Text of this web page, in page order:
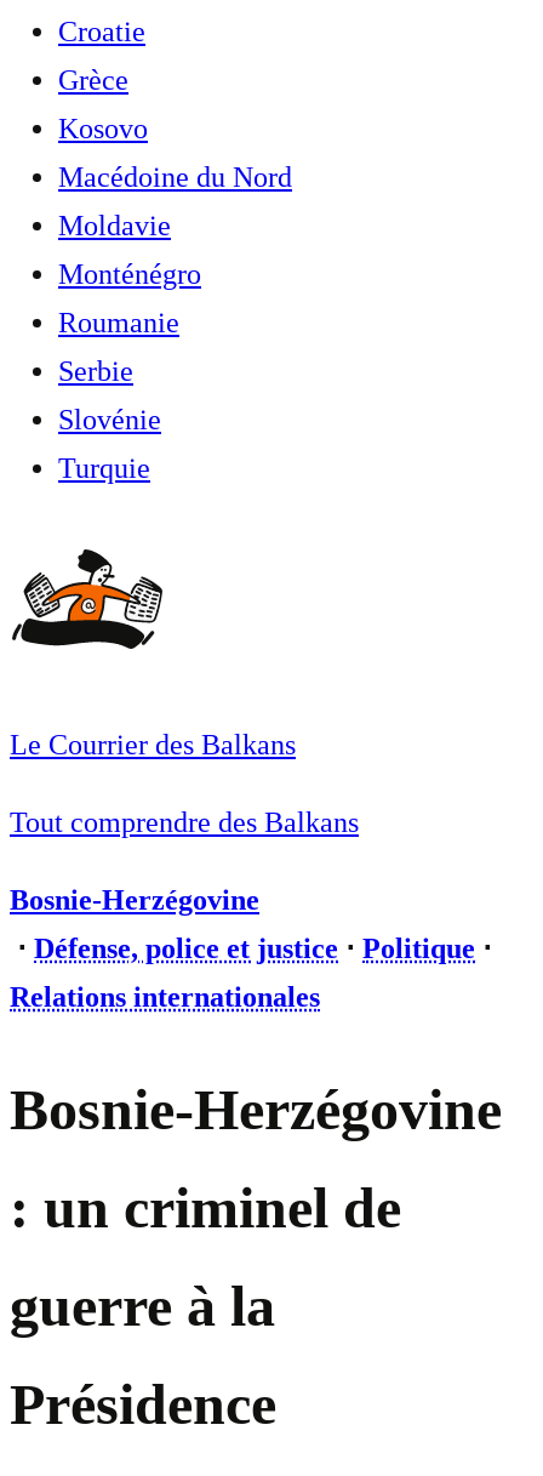
Croatie
Grèce
Kosovo
Macédoine du Nord
Moldavie
Monténégro
Roumanie
Serbie
Slovénie
Turquie
Le Courrier des Balkans
Tout comprendre des Balkans
Bosnie-Herzégovine
⋅ Défense, police et justice ⋅ Politique ⋅
Relations internationales
Bosnie-Herzégovine
: un criminel de
guerre à la
Présidence